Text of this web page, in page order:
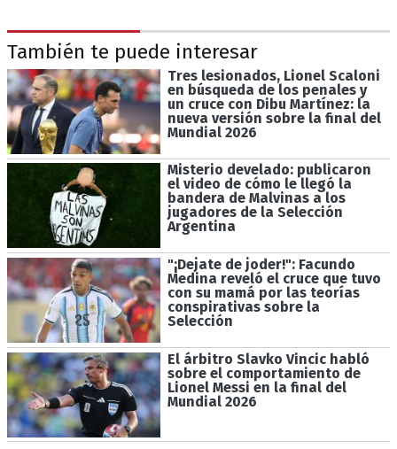
También te puede interesar
Tres lesionados, Lionel Scaloni
en búsqueda de los penales y
un cruce con Dibu Martínez: la
nueva versión sobre la final del
Mundial 2026
Misterio develado: publicaron
el video de cómo le llegó la
bandera de Malvinas a los
jugadores de la Selección
Argentina
"¡Dejate de joder!": Facundo
Medina reveló el cruce que tuvo
con su mamá por las teorías
conspirativas sobre la
Selección
El árbitro Slavko Vincic habló
sobre el comportamiento de
Lionel Messi en la final del
Mundial 2026